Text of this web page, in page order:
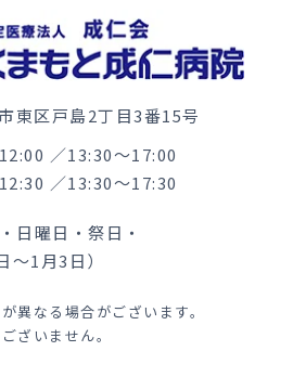
東区戸島2丁目3番15号
／13:30〜17:00
／13:30〜17:30
日曜日・祭日・
1月3日）
異なる場合がございます。
ざいません。